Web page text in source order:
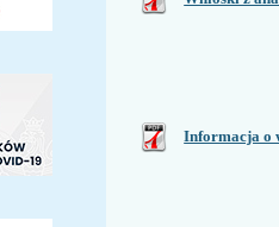
Informacja o